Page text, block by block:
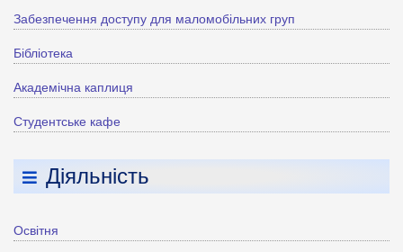
Забезпечення доступу для маломобільних груп
Бібліотека
Академічна каплиця
Студентське кафе
Діяльність
Освітня